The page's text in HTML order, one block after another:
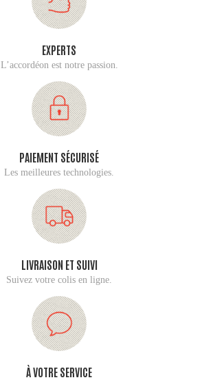
EXPERTS
L’accordéon est notre passion.
PAIEMENT SÉCURISÉ
Les meilleures technologies.
LIVRAISON ET SUIVI
Suivez votre colis en ligne.
À VOTRE SERVICE